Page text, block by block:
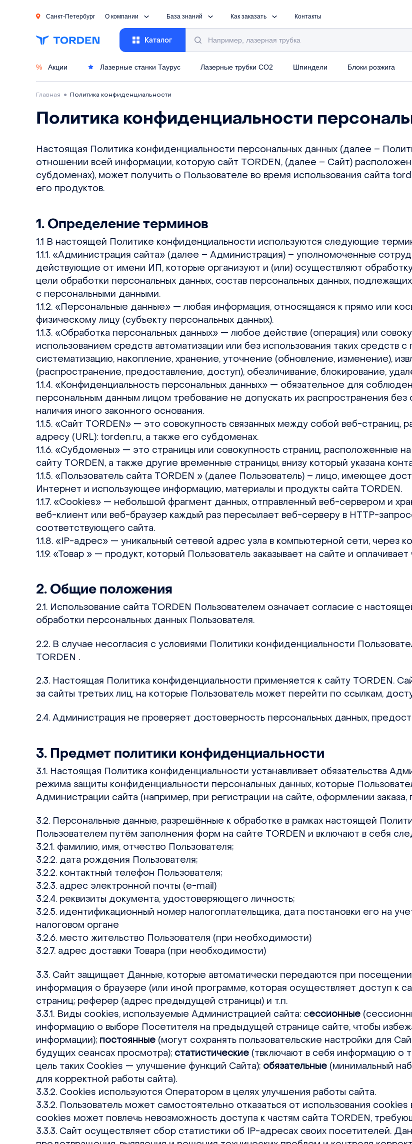
Санкт-Петербург О компании База знаний Как заказать Контакты
Каталог
% Акции Лазерные станки Таурус Лазерные трубки CO2 Шпиндели Блоки розжига
Главная ● Политика конфиденциальности
Политика конфиденциальности
Настоящая Политика конфиденциальности персональных данных (далее –
отношении всей информации, которую сайт TORDEN, (далее – Сайт)
субдоменах), может получить о Пользователе во время использования сайта
его продуктов.
1. Определение терминов
1.1 В настоящей Политике конфиденциальности используются следующие
1.1.1. «Администрация сайта» (далее – Администрация) – уполномоченные
действующие от имени ИП, которые организуют и (или) осуществляют
цели обработки персональных данных, состав персональных данных,
с персональными данными.
1.1.2. «Персональные данные» — любая информация, относящаяся к прямо или
физическому лицу (субъекту персональных данных).
1.1.3. «Обработка персональных данных» — любое действие (операция) или
использованием средств автоматизации или без использования таких средств
систематизацию, накопление, хранение, уточнение (обновление, изменение),
(распространение, предоставление, доступ), обезличивание, блокирование,
1.1.4. «Конфиденциальность персональных данных» — обязательное для
персональным данным лицом требование не допускать их распространения без
наличия иного законного основания.
1.1.5. «Сайт TORDEN» — это совокупность связанных между собой веб-страниц,
адресу (URL): torden.ru, а также его субдоменах.
1.1.6. «Субдомены» — это страницы или совокупность страниц, расположенные
сайту TORDEN, а также другие временные страницы, внизу который указана
1.1.5. «Пользователь сайта TORDEN » (далее Пользователь) – лицо, имеющее
Интернет и использующее информацию, материалы и продукты сайта TORDEN.
1.1.7. «Cookies» — небольшой фрагмент данных, отправленный веб-сервером и
веб-клиент или веб-браузер каждый раз пересылает веб-серверу в HTTP-
соответствующего сайта.
1.1.8. «IP-адрес» — уникальный сетевой адрес узла в компьютерной сети, через
1.1.9. «Товар » — продукт, который Пользователь заказывает на сайте и
2. Общие положения
2.1. Использование сайта TORDEN Пользователем означает согласие с
обработки персональных данных Пользователя.
2.2. В случае несогласия с условиями Политики конфиденциальности
TORDEN .
2.3. Настоящая Политика конфиденциальности применяется к сайту TORDEN.
за сайты третьих лиц, на которые Пользователь может перейти по ссылкам,
2.4. Администрация не проверяет достоверность персональных данных,
3. Предмет политики конфиденциальности
3.1. Настоящая Политика конфиденциальности устанавливает обязательства
режима защиты конфиденциальности персональных данных, которые
Администрации сайта (например, при регистрации на сайте, оформлении заказа,
3.2. Персональные данные, разрешённые к обработке в рамках настоящей
Пользователем путём заполнения форм на сайте TORDEN и включают в себя
3.2.1. фамилию, имя, отчество Пользователя;
3.2.2. дата рождения Пользователя;
3.2.2. контактный телефон Пользователя;
3.2.3. адрес электронной почты (e-mail)
3.2.4. реквизиты документа, удостоверяющего личность;
3.2.5. идентификационный номер налогоплательщика, дата постановки его на
налоговом органе
3.2.6. место жительство Пользователя (при необходимости)
3.2.7. адрес доставки Товара (при необходимости)
3.3. Сайт защищает Данные, которые автоматически передаются при
информация о браузере (или иной программе, которая осуществляет доступ к
страниц; реферер (адрес предыдущей страницы) и т.п.
3.3.1. Виды cookies, используемые Администрацией сайта: сессионные
информацию о выборе Посетителя на предыдущей странице сайте, чтобы
информации); постоянные(могут сохранять пользовательские настройки для
будущих сеансах просмотра); статистические(твключают в себя информацию о
цель таких Cookies — улучшение функций Сайта); обязательные(минимальный
для корректной работы сайта).
3.3.2. Cookies используются Оператором в целях улучшения работы сайта.
3.3.2. Пользователь может самостоятельно отказаться от использования
cookies может повлечь невозможность доступа к частям сайта TORDEN,
3.3.3. Сайт осуществляет сбор статистики об IP-адресах своих посетителей.